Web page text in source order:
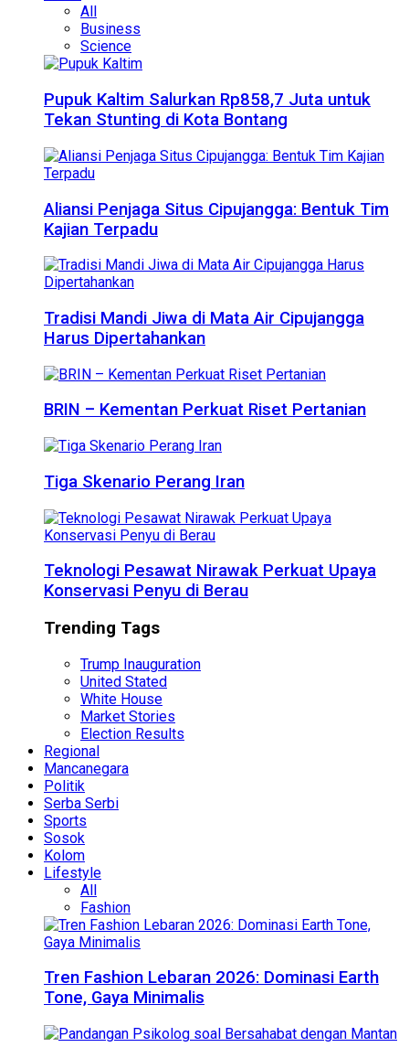
All
Business
Science
Pupuk Kaltim Salurkan Rp858,7 Juta untuk
Tekan Stunting di Kota Bontang
Aliansi Penjaga Situs Cipujangga: Bentuk Tim
Kajian Terpadu
Tradisi Mandi Jiwa di Mata Air Cipujangga
Harus Dipertahankan
BRIN – Kementan Perkuat Riset Pertanian
Tiga Skenario Perang Iran
Teknologi Pesawat Nirawak Perkuat Upaya
Konservasi Penyu di Berau
Trending Tags
Trump Inauguration
United Stated
White House
Market Stories
Election Results
Regional
Mancanegara
Politik
Serba Serbi
Sports
Sosok
Kolom
Lifestyle
All
Fashion
Tren Fashion Lebaran 2026: Dominasi Earth
Tone, Gaya Minimalis